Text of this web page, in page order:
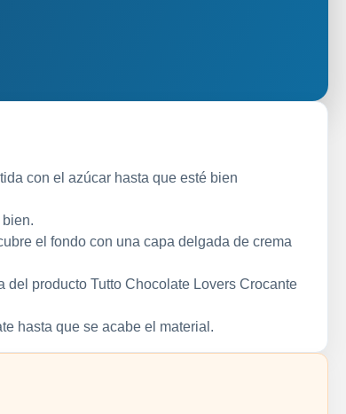
con el azúcar hasta que esté bien
el fondo con una capa delgada de crema
del producto Tutto Chocolate Lovers Crocante
hasta que se acabe el material.